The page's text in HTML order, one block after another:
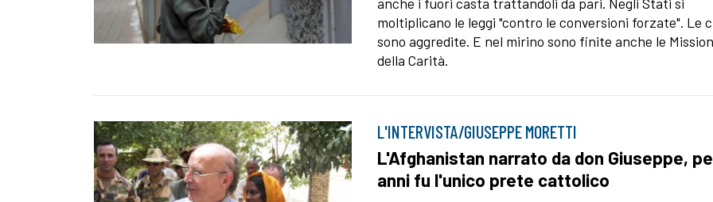
moltiplicano le leggi "contro le conversioni forzate". Le
sono aggredite. E nel mirino sono finite anche le
della Carità.
L'INTERVISTA/GIUSEPPE MORETTI
L'Afghanistan narrato da don Giuseppe,
anni fu l'unico prete cattolico